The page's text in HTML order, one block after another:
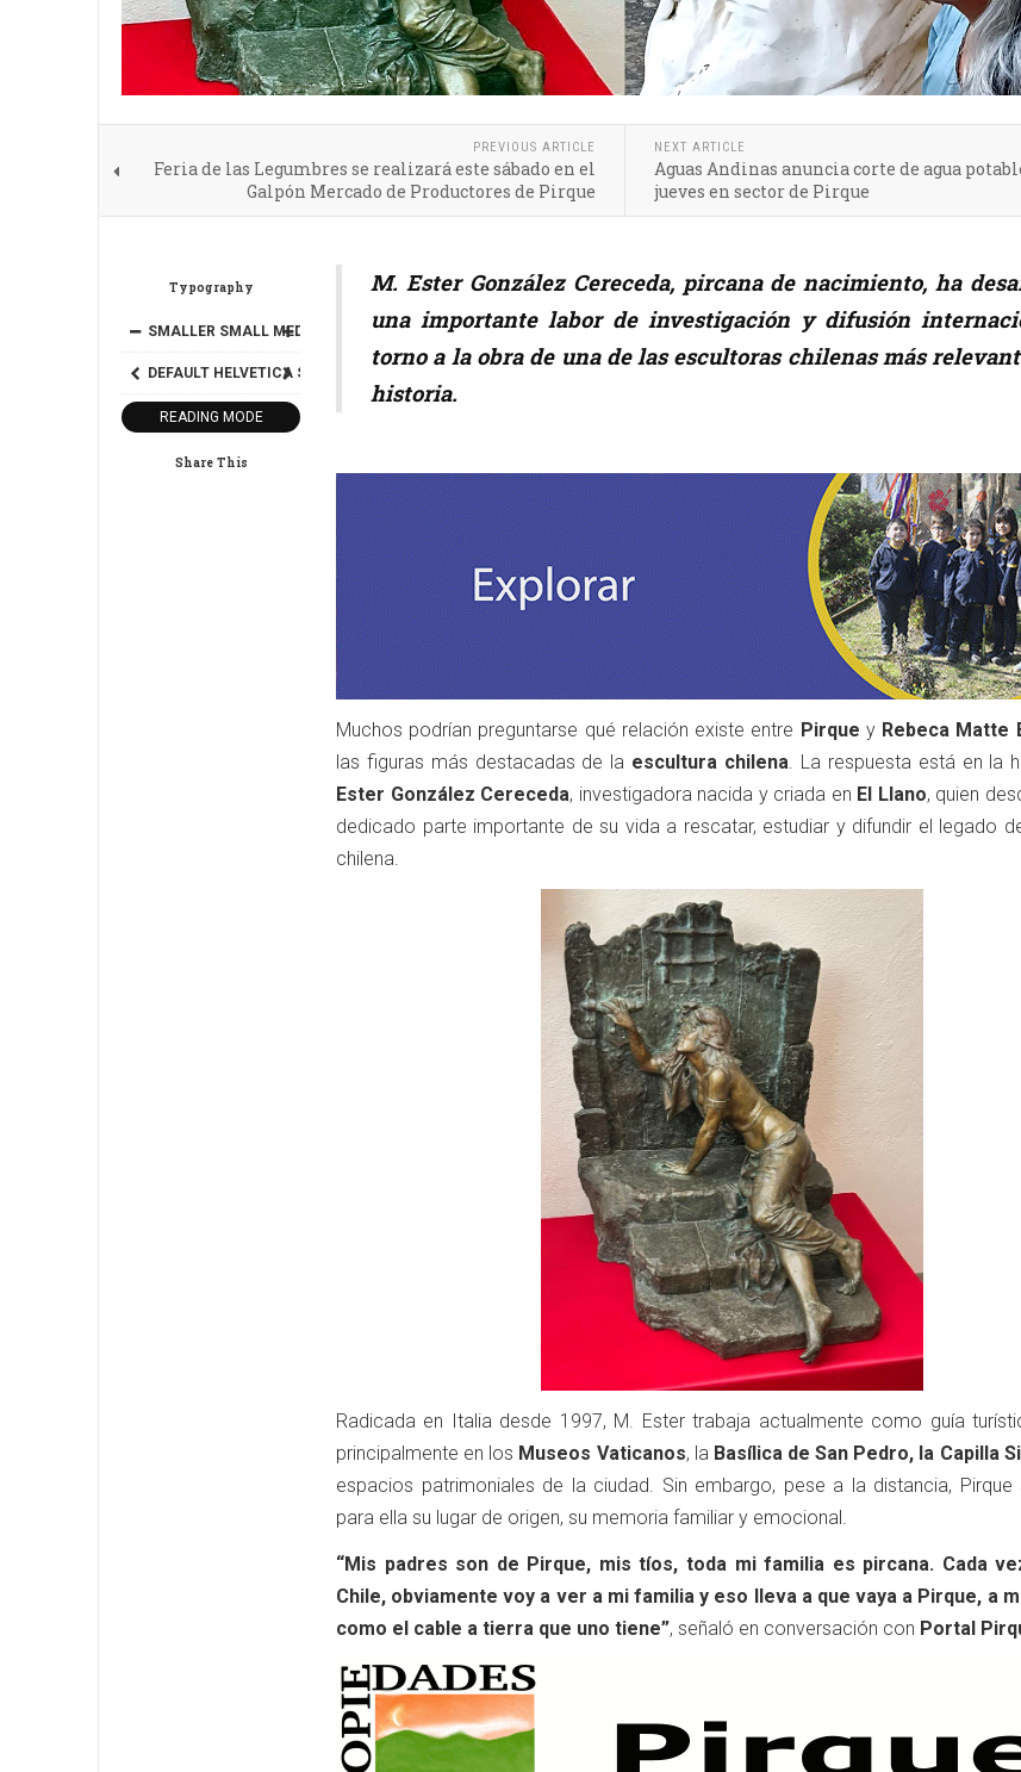
PREVIOUS ARTICLE
Feria de las Legumbres se realizará este sábado en el
Galpón Mercado de Productores de Pirque
NEXT ARTICLE
Aguas Andinas anuncia corte de agua
jueves en sector de Pirque
Typography
SMALLER SMALL MEDIUM BIGGER
DEFAULT HELVETICA SEGOE
READING MODE
Share This
M. Ester González Cereceda, pircana de nacimiento, ha
una importante labor de investigación y difusión
torno a la obra de una de las escultoras chilenas más
historia.
Muchos podrían preguntarse qué relación existe entre Pirque y Rebeca Matte
las figuras más destacadas de la escultura chilena. La respuesta está en la
Ester González Cereceda, investigadora nacida y criada en El Llano, quien
dedicado parte importante de su vida a rescatar, estudiar y difundir el legado
chilena.
Radicada en Italia desde 1997, M. Ester trabaja actualmente como guía
principalmente en los Museos Vaticanos, la Basílica de San Pedro, la Capilla
espacios patrimoniales de la ciudad. Sin embargo, pese a la distancia, Pirque
para ella su lugar de origen, su memoria familiar y emocional.
“Mis padres son de Pirque, mis tíos, toda mi familia es pircana. Cada
Chile, obviamente voy a ver a mi familia y eso lleva a que vaya a Pirque, a
como el cable a tierra que uno tiene”, señaló en conversación con Portal